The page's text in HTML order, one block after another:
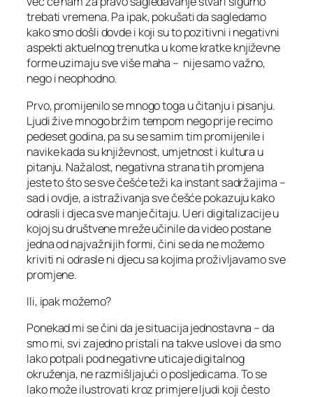
trebati vremena. Pa ipak, pokušati da sagledamo
kako smo došli dovde i koji su to pozitivni i negativni
aspekti aktuelnog trenutka u kome kratke književne
forme uzimaju sve više maha – nije samo važno,
nego i neophodno.
Prvo, promijenilo se mnogo toga u čitanju i pisanju.
Ljudi žive mnogo bržim tempom nego prije recimo
pedeset godina, pa su se samim tim promijenile i
navike kada su književnost, umjetnost i kultura u
pitanju. Nažalost, negativna strana tih promjena
jeste to što se sve češće teži ka instant sadržajima –
sad i ovdje, a istraživanja sve češće pokazuju kako
odrasli i djeca sve manje čitaju. U eri digitalizacije u
kojoj su društvene mreže učinile da video postane
jedna od najvažnijih formi, čini se da ne možemo
kriviti ni odrasle ni djecu sa kojima proživljavamo sve
promjene.
Ili, ipak možemo?
Ponekad mi se čini da je situacija jednostavna – da
smo mi, svi zajedno pristali na takve uslove i da smo
lako potpali pod negativne uticaje digitalnog
okruženja, ne razmišljajući o posljedicama. To se
lako može ilustrovati kroz primjere ljudi koji često